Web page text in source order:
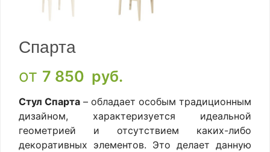
Спарта
от 7 850 руб.
Стул Спарта – обладает особым традиционным
дизайном, характеризуется идеальной
геометрией и отсутствием каких-либо
декоративных элементов. Это делает данную